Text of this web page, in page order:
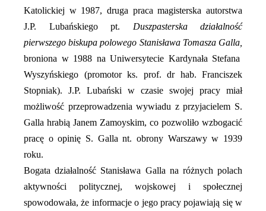
Katolickiej w 1987, druga praca magisterska autorstwa
J.P. Lubańskiego pt. Duszpasterska działalność
pierwszego biskupa polowego Stanisława Tomasza Galla,
broniona w 1988 na Uniwersytecie Kardynała Stefana
Wyszyńskiego (promotor ks. prof. dr hab. Franciszek
Stopniak). J.P. Lubański w czasie swojej pracy miał
możliwość przeprowadzenia wywiadu z przyjacielem S.
Galla hrabią Janem Zamoyskim, co pozwoliło wzbogacić
pracę o opinię S. Galla nt. obrony Warszawy w 1939
roku.
Bogata działalność Stanisława Galla na różnych polach
aktywności politycznej, wojskowej i społecznej
spowodowała, że informacje o jego pracy pojawiają się w